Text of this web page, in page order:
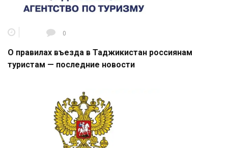
0
О правилах въезда в Таджикистан россиянам
туристам — последние новости